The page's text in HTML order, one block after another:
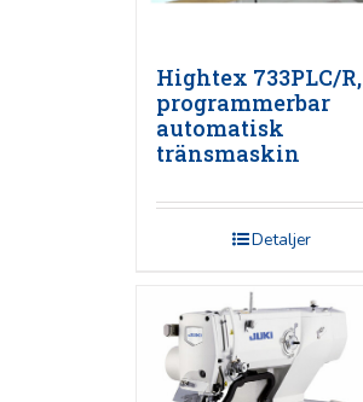
Hightex 733PLC/R,
programmerbar
automatisk
tränsmaskin
Detaljer